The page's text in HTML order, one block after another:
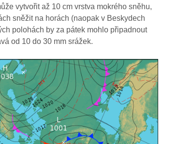
vytvořit až 10 cm vrstva mokrého sněhu,
sněžit na horách (naopak v Beskydech
polohách by za pátek mohlo připadnout
od 10 do 30 mm srážek.